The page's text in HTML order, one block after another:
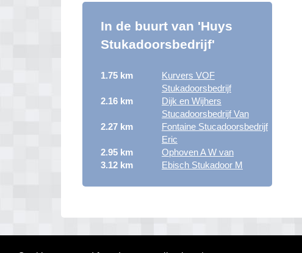
In de buurt van 'Huys
Stukadoorsbedrijf'
1.75 km
Kurvers VOF
Stukadoorsbedrijf
2.16 km
Dijk en Wijhers
Stucadoorsbedrijf Van
2.27 km
Fontaine Stucadoorsbedrijf
Eric
2.95 km
Ophoven A W van
3.12 km
Ebisch Stukadoor M